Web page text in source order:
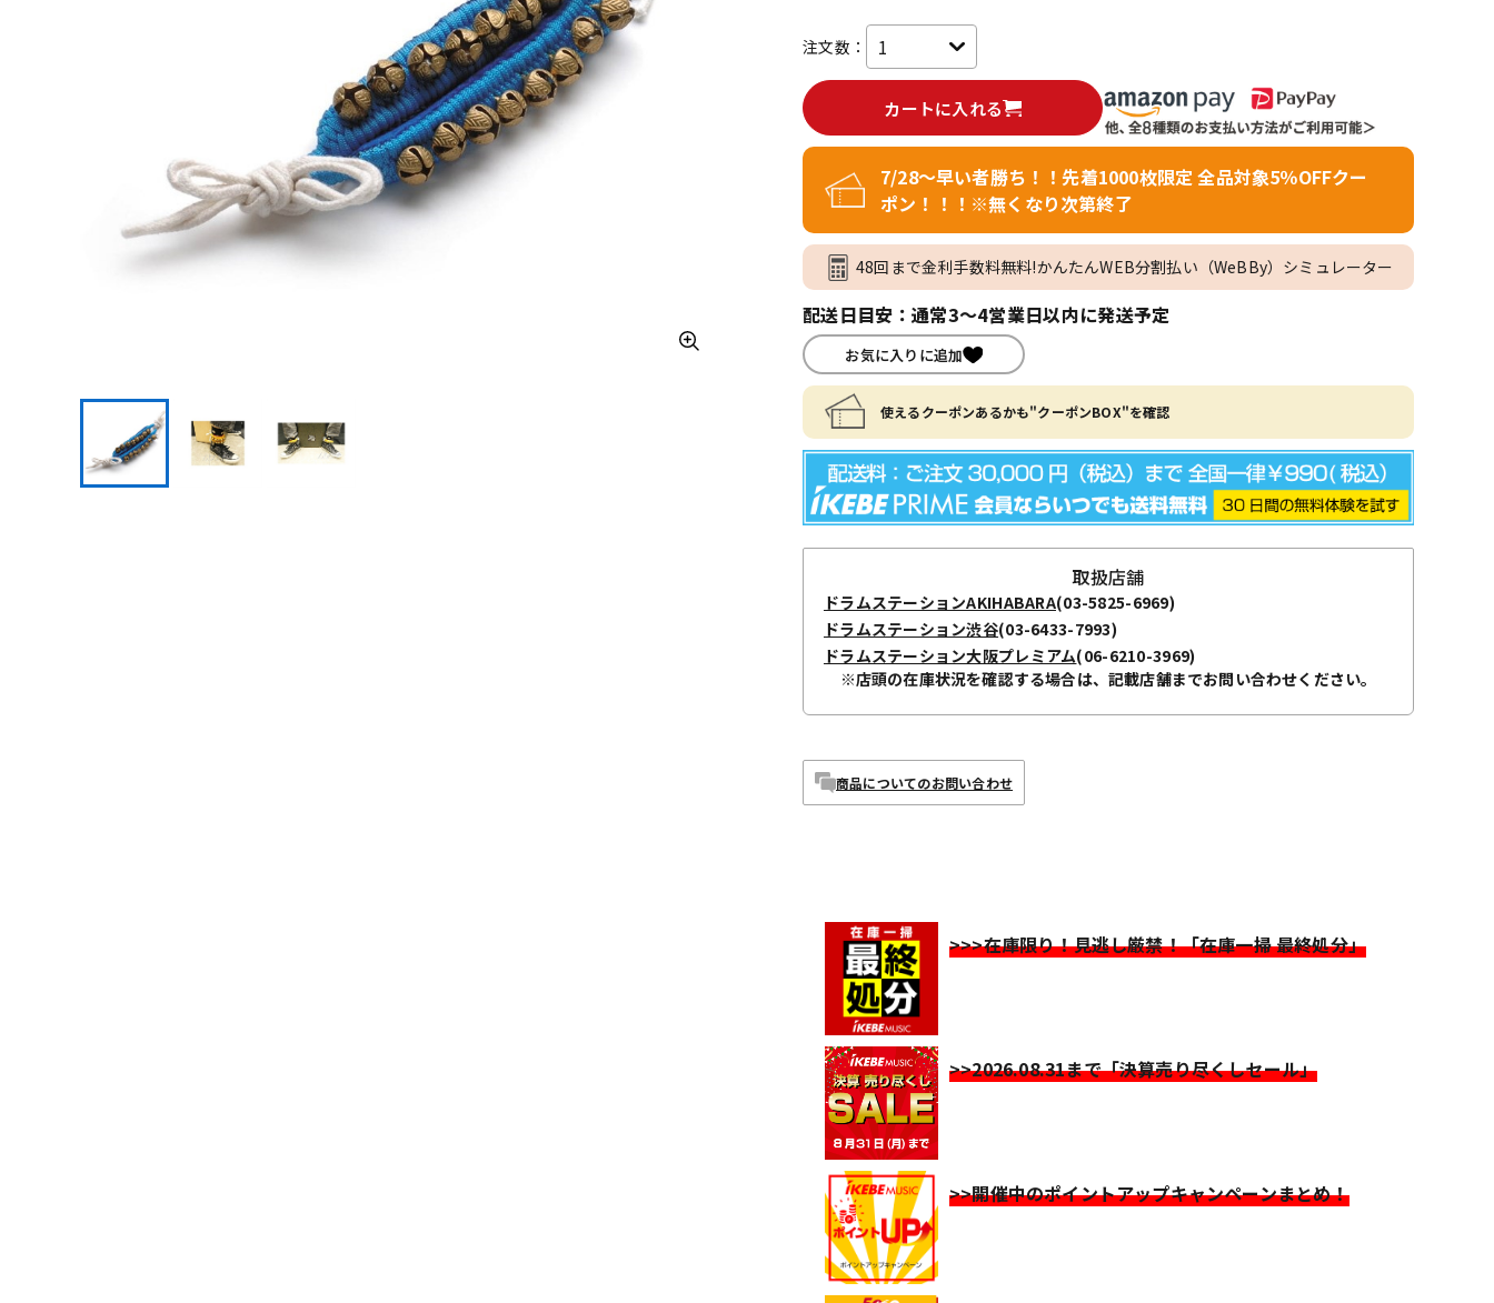
注文数：
カートに入れる
7/28～早い者勝ち！！先着1000枚限定 全品対象5％OFFクー
ポン！！！※無くなり次第終了
48回まで金利手数料無料!かんたんWEB分割払い（WeBBy）シミュレーター
配送日目安：通常3～4営業日以内に発送予定
お気に入りに追加
使えるクーポンあるかも"クーポンBOX"を確認
取扱店舗
ドラムステーションAKIHABARA(03-5825-6969)
ドラムステーション渋谷(03-6433-7993)
ドラムステーション大阪プレミアム(06-6210-3969)
※店頭の在庫状況を確認する場合は、記載店舗までお問い合わせください。
商品についてのお問い合わせ
>>>在庫限り！見逃し厳禁！「在庫一掃 最終処分」
>>2026.08.31まで「決算売り尽くしセール」
>>開催中のポイントアップキャンペーンまとめ！